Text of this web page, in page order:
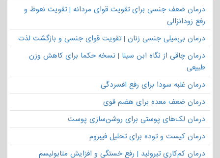
درمان ضعف جنسی برای تقویت قوای مردانه | تقویت نعوظ و
رفع زودانزالی
درمان بی‌میلی جنسی زنان | تقویت قوای جنسی و بازگشت لذت
درمان چاقی از نگاه ابن سینا | نسخه حکما برای کاهش وزن
طبیعی
درمان غلبه سودا برای رفع افسردگی
درمان ضعف معده برای هضم قوی
درمان لک‌های پوستی برای روشن‌سازی پوست
درمان کیست و توده برای تحلیل فیبروم
درمان کم‌کاری تیروئید | رفع خستگی و افزایش متابولیسم